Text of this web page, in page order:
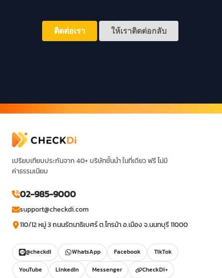
ติดต่อเรา ให้เราติดต่อกลับ
เปรียบเทียบประกันจาก 40+ บริษัทชั้นนำ ในที่เดียว ฟรี ไม่มี
ค่าธรรมเนียม
02-985-9000
support@checkdi.com
110/12 หมู่ 3 ถนนรัตนาธิเบศร์ ต.ไทรม้า อ.เมือง จ.นนทบุรี 11000
@checkdi WhatsApp Facebook
TikTok
YouTube
LinkedIn Messenger CheckDi+